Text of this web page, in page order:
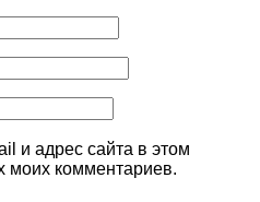
и адрес сайта в этом
моих комментариев.